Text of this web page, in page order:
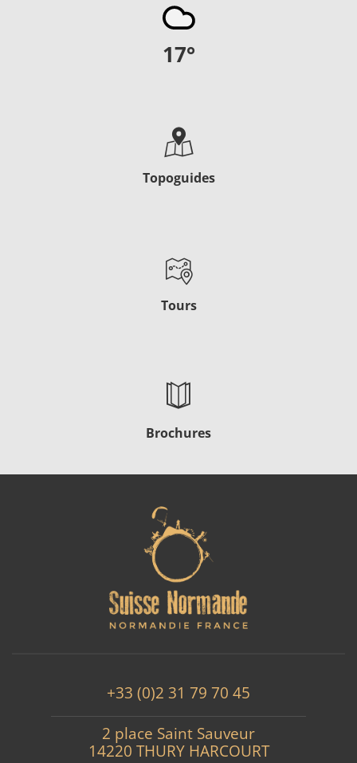
17°
Topoguides
Tours
Brochures
+33 (0)2 31 79 70 45
2 place Saint Sauveur
14220 THURY HARCOURT